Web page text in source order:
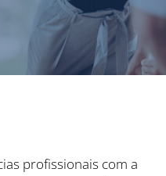
profissionais com a